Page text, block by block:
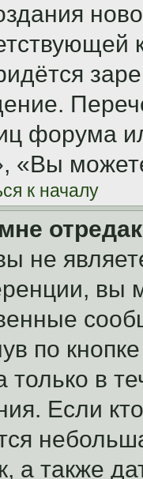
форума
«Вы
к началу
не
вы
по кнопке
только в
Если
а также